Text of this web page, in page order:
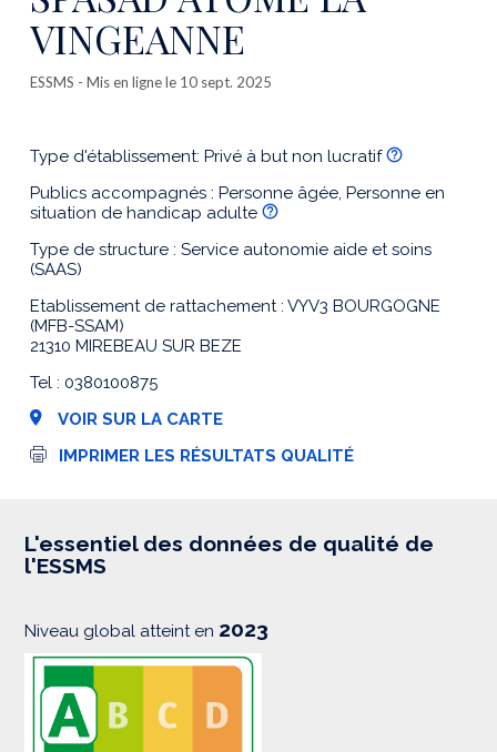
VINGEANNE
ESSMS - Mis en ligne le 10 sept. 2025
Type d'établissement: Privé à but non lucratif
Publics accompagnés : Personne âgée, Personne en
situation de handicap adulte
Type de structure : Service autonomie aide et soins
(SAAS)
Etablissement de rattachement : VYV3 BOURGOGNE
(MFB-SSAM)
21310 MIREBEAU SUR BEZE
Tel : 0380100875
VOIR SUR LA CARTE
I
s
i
IMPRIMER LES RÉSULTATS QUALITÉ
L'essentiel des données de qualité de
l'ESSMS
Niveau global atteint en 2023